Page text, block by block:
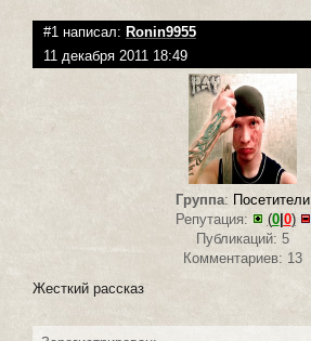
#1 написал: Ronin9955
11 декабря 2011 18:49
Группа: Посетители
Репутация:
(0| 0)
Публикаций: 5
Комментариев: 13
Жесткий рассказ